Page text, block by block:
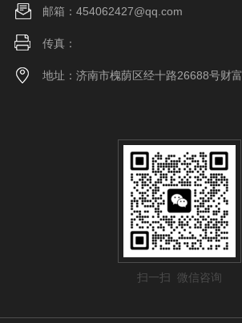
邮箱：454062427@qq.com
传真：
地址：济南市槐荫区经十路26688号财
扫一扫 微信咨询